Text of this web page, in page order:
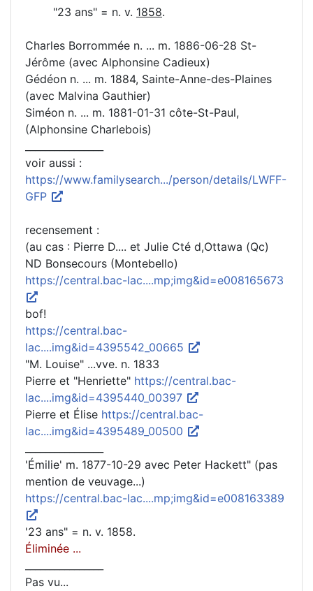
"23 ans" = n. v. 1858.
Charles Borrommée n. ... m. 1886-06-28 St-
Jérôme (avec Alphonsine Cadieux)
Gédéon n. ... m. 1884, Sainte-Anne-des-Plaines
(avec Malvina Gauthier)
Siméon n. ... m. 1881-01-31 côte-St-Paul,
(Alphonsine Charlebois)
voir aussi :
https://www.familysearch.../person/details/LWFF-
GFP
recensement :
(au cas : Pierre D.... et Julie Cté d,Ottawa (Qc)
ND Bonsecours (Montebello)
https://central.bac-lac....mp;img&id=e008165673
bof!
https://central.bac-
lac....img&id=4395542_00665
"M. Louise" ...vve. n. 1833
Pierre et "Henriette" https://central.bac-
lac....img&id=4395440_00397
Pierre et Élise https://central.bac-
lac....img&id=4395489_00500
'Émilie' m. 1877-10-29 avec Peter Hackett" (pas
mention de veuvage...)
https://central.bac-lac....mp;img&id=e008163389
'23 ans" = n. v. 1858.
Éliminée ...
Pas vu...